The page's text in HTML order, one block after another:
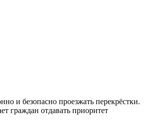
и безопасно проезжать перекрёстки.
граждан отдавать приоритет